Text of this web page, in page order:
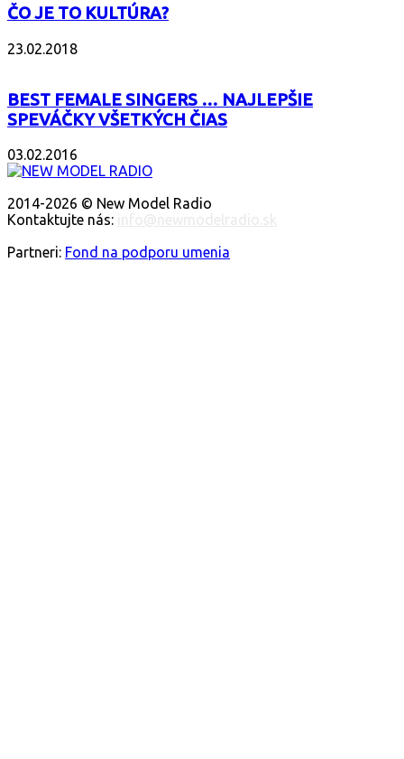
ČO JE TO KULTÚRA?
23.02.2018
BEST FEMALE SINGERS … NAJLEPŠIE
SPEVÁČKY VŠETKÝCH ČIAS
03.02.2016
2014-2026 © New Model Radio
Kontaktujte nás:
Partneri: Fond na podporu umenia